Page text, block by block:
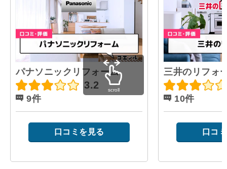
パナソニックリフォーム
3.2
9件
口コミを見る
三井のリフォ
10件
口コ
scroll